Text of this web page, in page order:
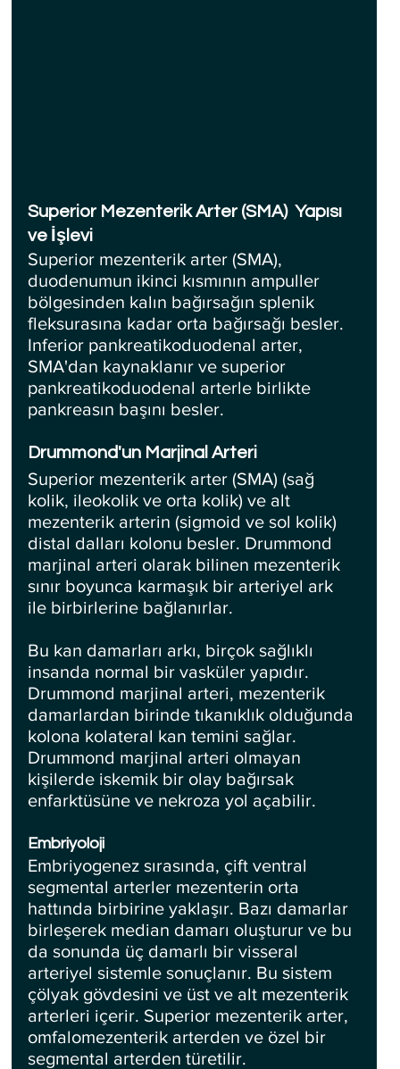
Superior Mezenterik Arter (SMA)  Yapısı
ve İşlevi
Superior mezenterik arter (SMA),
duodenumun ikinci kısmının ampuller
bölgesinden kalın bağırsağın splenik
fleksurasına kadar orta bağırsağı besler.
Inferior pankreatikoduodenal arter,
SMA'dan kaynaklanır ve superior
pankreatikoduodenal arterle birlikte
pankreasın başını besler.
Drummond'un Marjinal Arteri
Superior mezenterik arter (SMA) (sağ
kolik, ileokolik ve orta kolik) ve alt
mezenterik arterin (sigmoid ve sol kolik)
distal dalları kolonu besler. Drummond
marjinal arteri olarak bilinen mezenterik
sınır boyunca karmaşık bir arteriyel ark
ile birbirlerine bağlanırlar.
Bu kan damarları arkı, birçok sağlıklı
insanda normal bir vasküler yapıdır.
Drummond marjinal arteri, mezenterik
damarlardan birinde tıkanıklık olduğunda
kolona kolateral kan temini sağlar.
Drummond marjinal arteri olmayan
kişilerde iskemik bir olay bağırsak
enfarktüsüne ve nekroza yol açabilir.
Embriyoloji
Embriyogenez sırasında, çift ventral
segmental arterler mezenterin orta
hattında birbirine yaklaşır. Bazı damarlar
birleşerek median damarı oluşturur ve bu
da sonunda üç damarlı bir visseral
arteriyel sistemle sonuçlanır. Bu sistem
çölyak gövdesini ve üst ve alt mezenterik
arterleri içerir. Superior mezenterik arter,
omfalomezenterik arterden ve özel bir
segmental arterden türetilir.